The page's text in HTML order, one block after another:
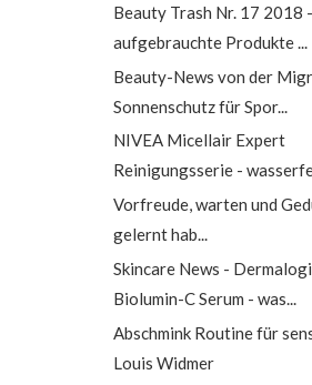
Beauty Trash Nr. 17 2018 -
aufgebrauchte Produkte ...
Beauty-News von der
Sonnenschutz für Spor...
NIVEA Micellair Expert
Reinigungsserie -
Vorfreude, warten und
gelernt hab...
Skincare News -
Biolumin-C Serum - was...
Abschmink Routine für
Louis Widmer